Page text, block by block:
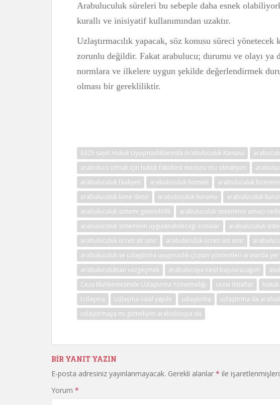
Arabuluculuk süreleri bu sebeple daha esnek
kurallı ve inisiyatif kullanımından uzaktır.
Uzlaştırmacılık yapacak, söz konusu süreci
zorunlu değildir. Fakat arabulucu; durumu ve olayı ya
normlara ve ilkelere uygun şekilde değerlendirmek
olması bir gerekliliktir.
6325 sayılı Hukuk Uyuşmazlıklarında Arabuluculuk Kanunu
arabulucu olmak için hukuk fakültesi mezunu mu olmalıyım
arabuluculuk faaliyeti
arabuluculuk hizmeti
arabuluculuk
arabuluculuk kime denir
arabuluculuk kurumu
arabuluculuk
arabuluculuk sistemi güvenilirlik
arabuluculuk sisteminin amacı
arabuluculuk sisteminin uygulanabileceği konular
arabuluculuk
arabuluculuk ücreti alt sınır
arabuluculuk ücreti üst sınır
arabuluculuk ve uzlaştırma uyuşmazlık çözüm yöntemleri arasında yer
arabuluculuktan vazgeçmek
arabulucuya nasıl başvuracağım
Ceza Muhkemesinde Uzlaştırma Yönetmeliği
cezai ihtiaflar hukuk
Uzlaşma
Uzlaşma nasıl yapılır uzlaştırma
uzlaştırma da
uzlaştırmaya mı gitmeliyim arabulucuya da
BIR YANIT YAZIN
E-posta adresiniz yayınlanmayacak. Gerekli alanlar * ile
Yorum *